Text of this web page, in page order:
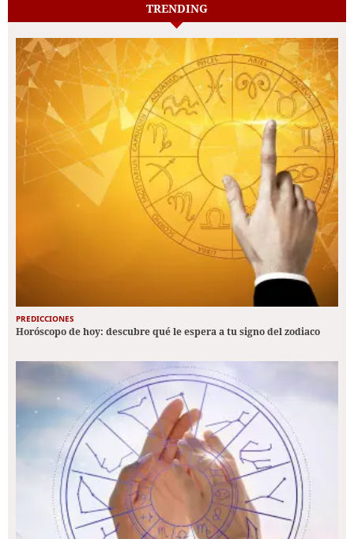
TRENDING
PREDICCIONES
Horóscopo de hoy: descubre qué le espera a tu signo del zodiaco